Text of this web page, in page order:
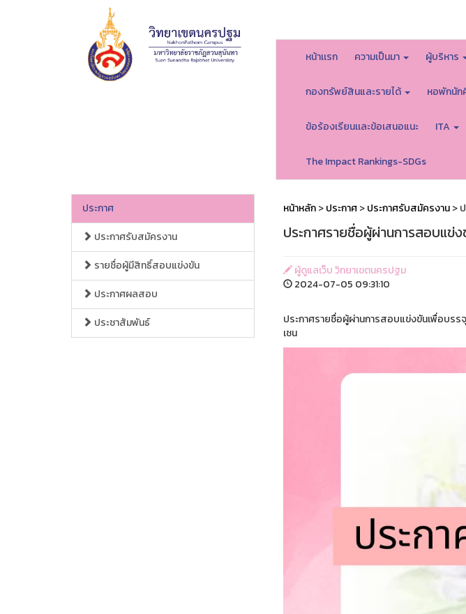
หน้าเเรก ความเป็นมา ผู้บริหาร
กองทรัพย์สินและรายได้ หอพักนัก
ข้อร้องเรียนเเละข้อเสนอแนะ ITA
The Impact Rankings-SDGs
ประกาศ
ประกาศรับสมัครงาน
รายชื่อผู้มีสิทธิ์สอบแข่งขัน
ประกาศผลสอบ
ประชาสัมพันธ์
หน้าหลัก>ประกาศ>ประกาศรับสมัครงาน>
ประกาศรายชื่อผู้ผ่านการสอบแข่
ผู้ดูแลเว็บ วิทยาเขตนครปฐม
2024-07-05 09:31:10
ประกาศรายชื่อผู้ผ่านการสอบแข่งขันเพื่อบร
เชน